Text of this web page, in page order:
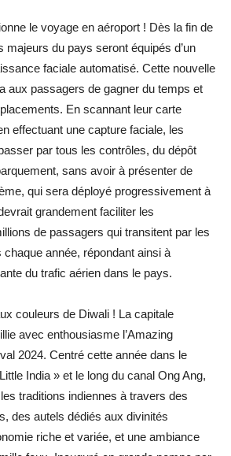
le voyage en aéroport ! Dès la fin de
majeurs du pays seront équipés d’un
faciale automatisé. Cette nouvelle
aux passagers de gagner du temps et
En scannant leur carte
effectuant une capture faciale, les
par tous les contrôles, du dépôt
sans avoir à présenter de
qui sera déployé progressivement à
grandement faciliter les
de passagers qui transitent par les
année, répondant ainsi à
du trafic aérien dans le pays.
couleurs de Diwali ! La capitale
avec enthousiasme l’Amazing
2024. Centré cette année dans le
India » et le long du canal Ong Ang,
traditions indiennes à travers des
des autels dédiés aux divinités
riche et variée, et une ambiance